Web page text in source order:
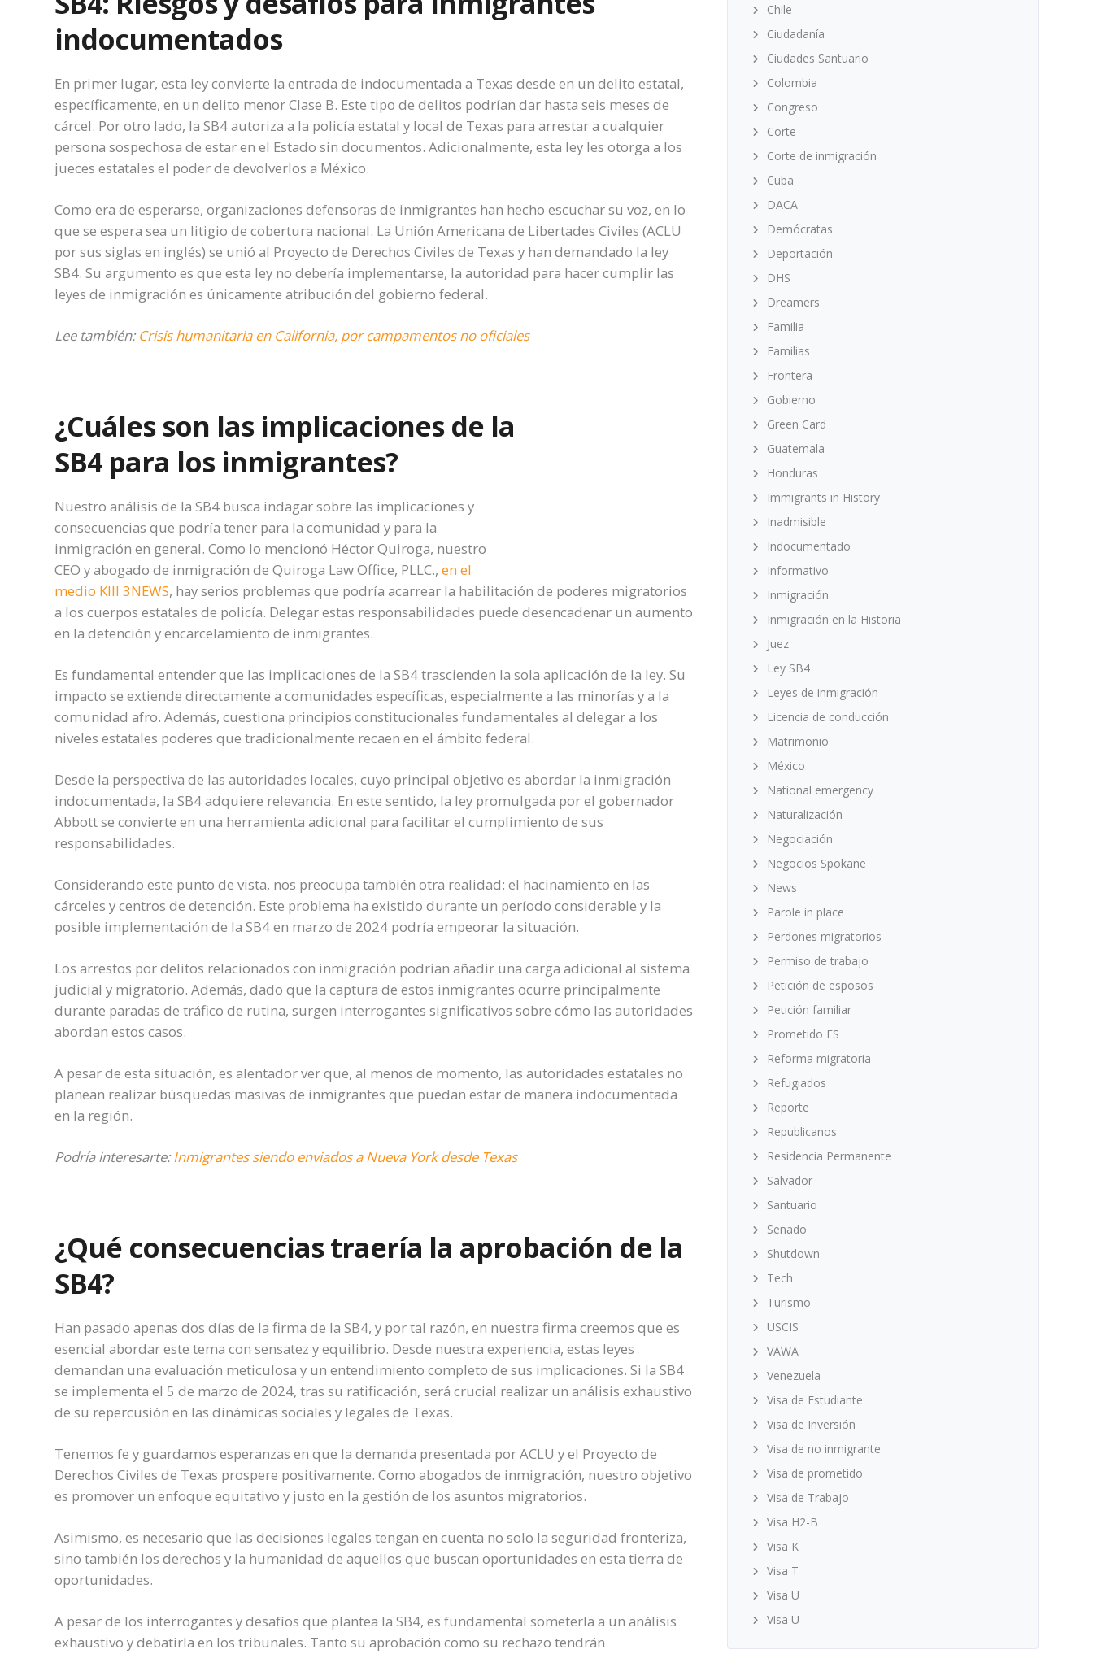
indocumentados
En primer lugar, esta ley convierte la entrada de indocumentada a Texas desde en un delito estatal,
específicamente, en un delito menor Clase B. Este tipo de delitos podrían dar hasta seis meses de
cárcel. Por otro lado, la SB4 autoriza a la policía estatal y local de Texas para arrestar a cualquier
persona sospechosa de estar en el Estado sin documentos. Adicionalmente, esta ley les otorga a los
jueces estatales el poder de devolverlos a México.
Como era de esperarse, organizaciones defensoras de inmigrantes han hecho escuchar su voz, en lo
que se espera sea un litigio de cobertura nacional. La Unión Americana de Libertades Civiles (ACLU
por sus siglas en inglés) se unió al Proyecto de Derechos Civiles de Texas y han demandado la ley
SB4. Su argumento es que esta ley no debería implementarse, la autoridad para hacer cumplir las
leyes de inmigración es únicamente atribución del gobierno federal.
Lee también:Crisis humanitaria en California, por campamentos no oficiales
¿Cuáles son las implicaciones de la
SB4 para los inmigrantes?
Nuestro análisis de la SB4 busca indagar sobre las implicaciones y
consecuencias que podría tener para la comunidad y para la
inmigración en general. Como lo mencionó Héctor Quiroga, nuestro
CEO y abogado de inmigración de Quiroga Law Office, PLLC., en el
medio KIII 3NEWS, hay serios problemas que podría acarrear la habilitación de poderes migratorios
a los cuerpos estatales de policía. Delegar estas responsabilidades puede desencadenar un aumento
en la detención y encarcelamiento de inmigrantes.
Es fundamental entender que las implicaciones de la SB4 trascienden la sola aplicación de la ley. Su
impacto se extiende directamente a comunidades específicas, especialmente a las minorías y a la
comunidad afro. Además, cuestiona principios constitucionales fundamentales al delegar a los
niveles estatales poderes que tradicionalmente recaen en el ámbito federal.
Desde la perspectiva de las autoridades locales, cuyo principal objetivo es abordar la inmigración
indocumentada, la SB4 adquiere relevancia. En este sentido, la ley promulgada por el gobernador
Abbott se convierte en una herramienta adicional para facilitar el cumplimiento de sus
responsabilidades.
Considerando este punto de vista, nos preocupa también otra realidad: el hacinamiento en las
cárceles y centros de detención. Este problema ha existido durante un período considerable y la
posible implementación de la SB4 en marzo de 2024 podría empeorar la situación.
Los arrestos por delitos relacionados con inmigración podrían añadir una carga adicional al sistema
judicial y migratorio. Además, dado que la captura de estos inmigrantes ocurre principalmente
durante paradas de tráfico de rutina, surgen interrogantes significativos sobre cómo las autoridades
abordan estos casos.
A pesar de esta situación, es alentador ver que, al menos de momento, las autoridades estatales no
planean realizar búsquedas masivas de inmigrantes que puedan estar de manera indocumentada
en la región.
Podría interesarte:Inmigrantes siendo enviados a Nueva York desde Texas
¿Qué consecuencias traería la aprobación de la
SB4?
Han pasado apenas dos días de la firma de la SB4, y por tal razón, en nuestra firma creemos que es
esencial abordar este tema con sensatez y equilibrio. Desde nuestra experiencia, estas leyes
demandan una evaluación meticulosa y un entendimiento completo de sus implicaciones. Si la SB4
se implementa el 5 de marzo de 2024, tras su ratificación, será crucial realizar un análisis exhaustivo
de su repercusión en las dinámicas sociales y legales de Texas.
Tenemos fe y guardamos esperanzas en que la demanda presentada por ACLU y el Proyecto de
Derechos Civiles de Texas prospere positivamente. Como abogados de inmigración, nuestro objetivo
es promover un enfoque equitativo y justo en la gestión de los asuntos migratorios.
Asimismo, es necesario que las decisiones legales tengan en cuenta no solo la seguridad fronteriza,
sino también los derechos y la humanidad de aquellos que buscan oportunidades en esta tierra de
oportunidades.
A pesar de los interrogantes y desafíos que plantea la SB4, es fundamental someterla a un análisis
exhaustivo y debatirla en los tribunales. Tanto su aprobación como su rechazo tendrán
Chile
Ciudadanía
Ciudades Santuario
Colombia
Congreso
Corte
Corte de inmigración
Cuba
DACA
Demócratas
Deportación
DHS
Dreamers
Familia
Familias
Frontera
Gobierno
Green Card
Guatemala
Honduras
Immigrants in History
Inadmisible
Indocumentado
Informativo
Inmigración
Inmigración en la Historia
Juez
Ley SB4
Leyes de inmigración
Licencia de conducción
Matrimonio
México
National emergency
Naturalización
Negociación
Negocios Spokane
News
Parole in place
Perdones migratorios
Permiso de trabajo
Petición de esposos
Petición familiar
Prometido ES
Reforma migratoria
Refugiados
Reporte
Republicanos
Residencia Permanente
Salvador
Santuario
Senado
Shutdown
Tech
Turismo
USCIS
VAWA
Venezuela
Visa de Estudiante
Visa de Inversión
Visa de no inmigrante
Visa de prometido
Visa de Trabajo
Visa H2-B
Visa K
Visa T
Visa U
Visa U